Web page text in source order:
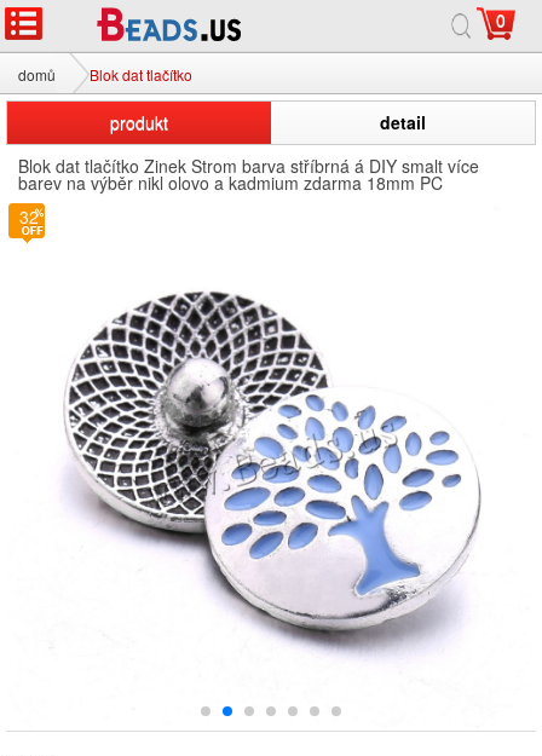
0
domů Blok dat tlačítko
produkt
detail
Blok dat tlačítko Zinek Strom barva stříbrná á DIY smalt více
barev na výběr nikl olovo a kadmium zdarma 18mm PC